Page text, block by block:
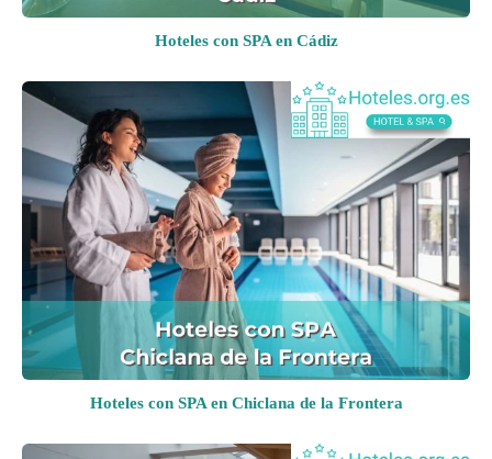
Hoteles con SPA en Cádiz
Hoteles con SPA en Chiclana de la Frontera